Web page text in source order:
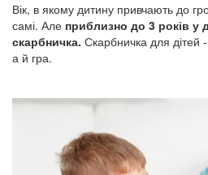
Вік, в якому дитину привчають до
самі. Але приблизно до 3 років у
скарбничка. Скарбничка для дітей
а й гра.